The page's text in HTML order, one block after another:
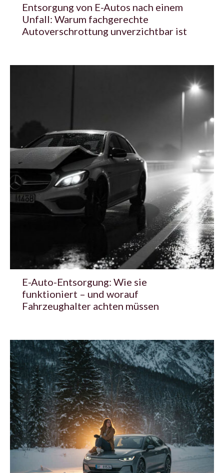
Entsorgung von E-Autos nach einem
Unfall: Warum fachgerechte
Autoverschrottung unverzichtbar ist
E-Auto-Entsorgung: Wie sie
funktioniert – und worauf
Fahrzeughalter achten müssen